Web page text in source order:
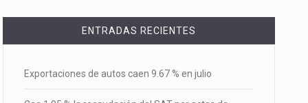
ENTRADAS RECIENTES
Exportaciones de autos caen 9.67 % en julio